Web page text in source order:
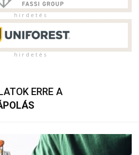
h i r d e t é s
h i r d e t é s
ERRE A